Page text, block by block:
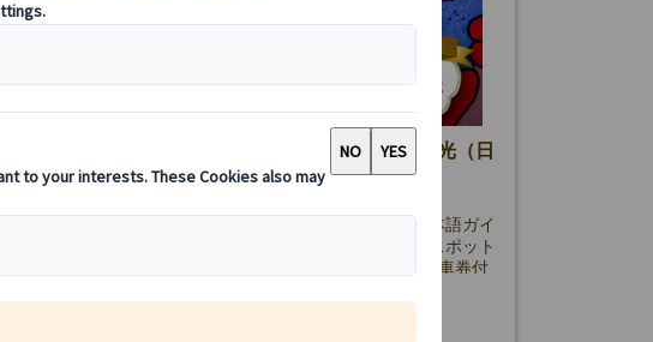
【プライベートツアー】ベルリン半日/1日観光（日
本語ガイド・公共交通機関1日乗車券付き）
ベルリンの壁を巡るプライベート観光ツアー。日本語ガイ
ド貸切でチェックポイント・チャーリーなど歴史スポット
を効率よく観光。ホテル発着＆公共交通機関1日乗車券付
55.00 EUR